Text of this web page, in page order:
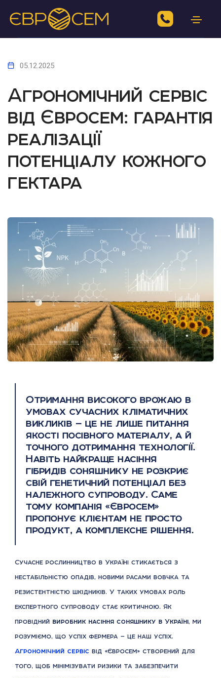
05.12.2025
Агрономічний сервіс
від Євросем: гарантія
реалізації
потенціалу кожного
гектара
Отримання високого врожаю в
умовах сучасних кліматичних
викликів — це не лише питання
якості посівного матеріалу, а й
точного дотримання технології.
Навіть найкраще насіння
гібридів соняшнику не розкриє
свій генетичний потенціал без
належного супроводу. Саме
тому компанія «Євросем»
пропонує клієнтам не просто
продукт, а комплексне рішення.
Сучасне рослинництво в Україні стикається з
нестабільністю опадів, новими расами вовчка та
резистентністю шкідників. У таких умовах роль
експертного супроводу стає критичною. Як
провідний виробник насіння соняшнику в Україні, ми
розуміємо, що успіх фермера — це наш успіх.
Агрономічний сервіс від «Євросем» створений для
того, щоб мінімізувати ризики та забезпечити